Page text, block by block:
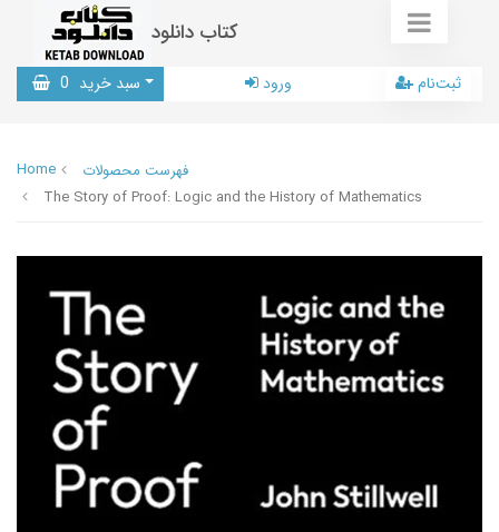
کتاب دانلود
سبد خرید 0 ورود ثبت‌نام
Home
فهرست محصولات
The Story of Proof: Logic and the History of Mathematics